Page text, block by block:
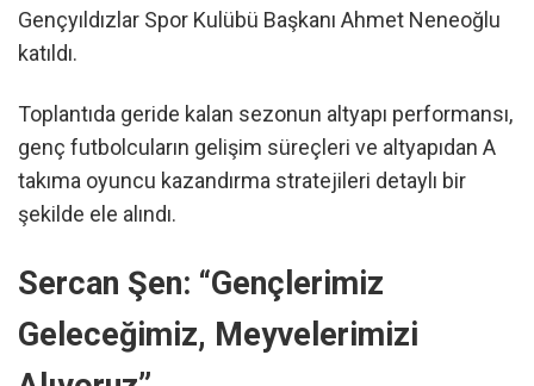
Gençyıldızlar Spor Kulübü Başkanı Ahmet Neneoğlu
katıldı.
Toplantıda geride kalan sezonun altyapı performansı,
genç futbolcuların gelişim süreçleri ve altyapıdan A
takıma oyuncu kazandırma stratejileri detaylı bir
şekilde ele alındı.
Sercan Şen: “Gençlerimiz
Geleceğimiz, Meyvelerimizi